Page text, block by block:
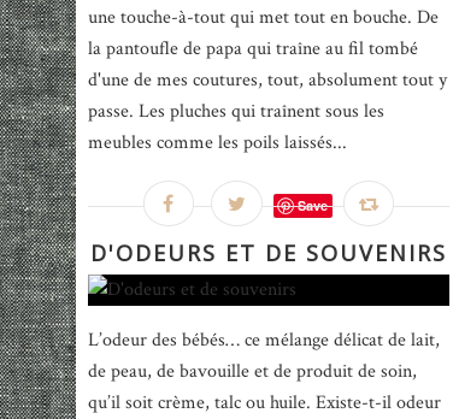
une touche-à-tout qui met tout en bouche. De
la pantoufle de papa qui traîne au fil tombé
d'une de mes coutures, tout, absolument tout y
passe. Les pluches qui traînent sous les
meubles comme les poils laissés...
Save
D'ODEURS ET DE SOUVENIRS
L’odeur des bébés… ce mélange délicat de lait,
de peau, de bavouille et de produit de soin,
qu’il soit crème, talc ou huile. Existe-t-il odeur